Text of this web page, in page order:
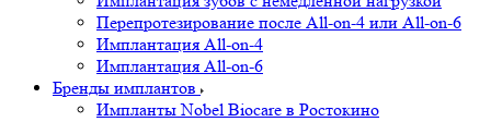
Перепротезирование после All-on-4 или All-on-6
Имплантация All-on-4
Имплантация All-on-6
Бренды имплантов
Импланты Nobel Biocare в Ростокино